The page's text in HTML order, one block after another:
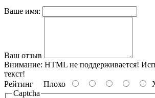
Ваше имя:
Ваш отзыв
Внимание: HTML не поддерживается!
текст!
Рейтинг Плохо
Captcha